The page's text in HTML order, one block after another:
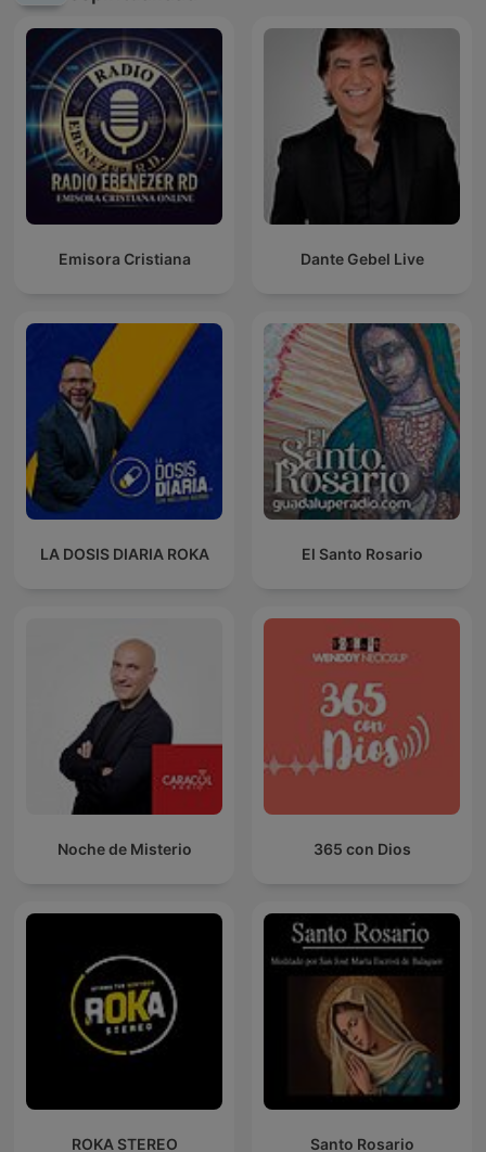
Emisora Cristiana Dante Gebel Live
LA DOSIS DIARIA ROKA El Santo Rosario
Noche de Misterio 365 con Dios
ROKA STEREO Santo Rosario